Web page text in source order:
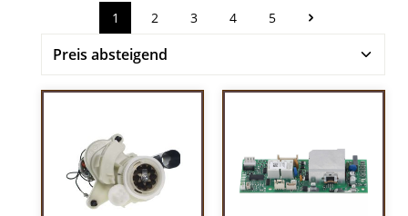
Seite
1 Seite
2 Seite
3 Seite
4 Seite
5